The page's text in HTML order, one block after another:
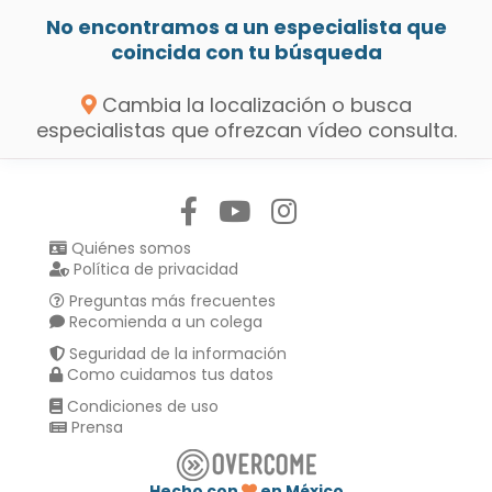
No encontramos a un especialista que
coincida con tu búsqueda
Cambia la localización o busca
especialistas que ofrezcan vídeo consulta.
Quiénes somos
Política de privacidad
Preguntas más frecuentes
Recomienda a un colega
Seguridad de la información
Como cuidamos tus datos
Condiciones de uso
Prensa